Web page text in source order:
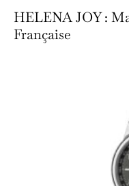
HELENA JOY :
Française